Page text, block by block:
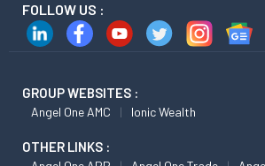
FOLLOW US :
GROUP WEBSITES :
Angel One AMC Ionic Wealth
OTHER LINKS :